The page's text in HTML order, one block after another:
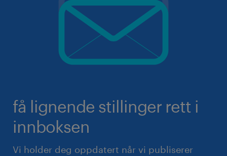
få lignende stillinger rett i
innboksen
Vi holder deg oppdatert når vi publiserer